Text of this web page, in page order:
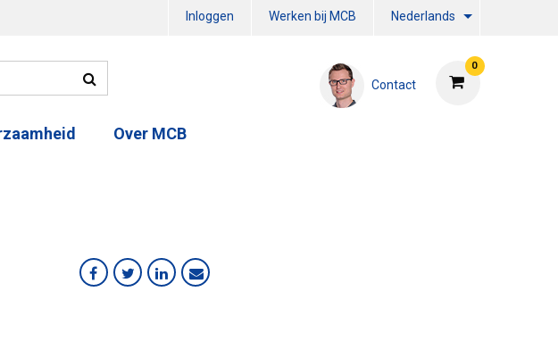
Inloggen Werken bij MCB Nederlands
0
Contact
Over MCB